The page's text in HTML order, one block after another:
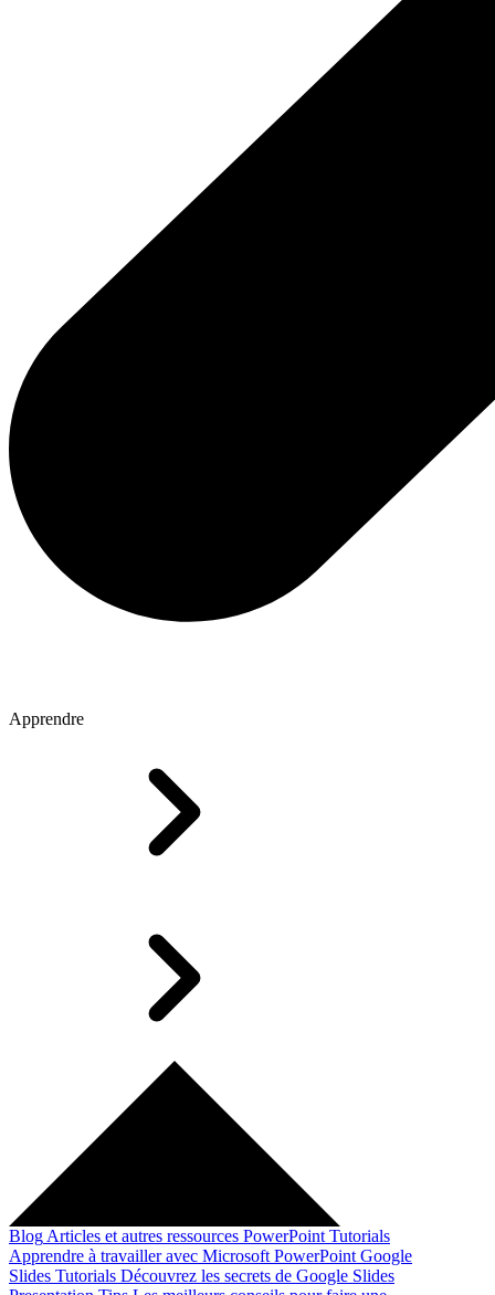
Apprendre
Blog Articles et autres ressources PowerPoint Tutorials
Apprendre à travailler avec Microsoft PowerPoint Google
Slides Tutorials Découvrez les secrets de Google Slides